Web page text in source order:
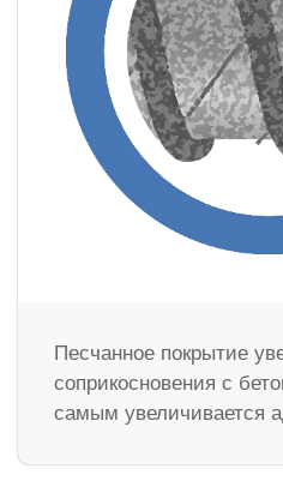
Песчанное покрытие
соприкосновения с
самым увеличивается